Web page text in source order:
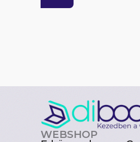
WEBSHOP